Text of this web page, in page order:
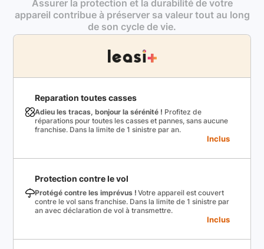
Assurer la protection et la durabilité de votre
appareil contribue à préserver sa valeur tout au long
de son cycle de vie.
Reparation toutes casses
Adieu les tracas, bonjour la sérénité ! Profitez de
réparations pour toutes les casses et pannes, sans aucune
franchise. Dans la limite de 1 sinistre par an.
Inclus
Protection contre le vol
Protégé contre les imprévus ! Votre appareil est couvert
contre le vol sans franchise. Dans la limite de 1 sinistre par
an avec déclaration de vol à transmettre.
Inclus